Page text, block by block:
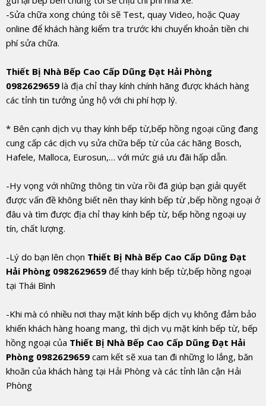
-Sửa chữa xong chúng tôi sẽ Test, quay Video, hoặc Quay
online để khách hàng kiểm tra trước khi chuyển khoản tiền chi
phí sửa chữa.
Thiết Bị Nhà Bếp Cao Cấp Dũng Đạt Hải Phòng
0982629659 là địa chỉ thay kính chính hãng được khách hàng
các tỉnh tin tưởng ủng hộ với chi phí hợp lý.
* Bên cạnh dịch vụ thay kính bếp từ,bếp hồng ngoại cũng đang
cung cấp các dịch vụ sửa chữa bếp từ của các hãng Bosch,
Hafele, Malloca, Eurosun,… với mức giá ưu đãi hấp dẫn.
-Hy vọng với những thông tin vừa rồi đã giúp bạn giải quyết
được vấn đề không biết nên thay kính bếp từ ,bếp hồng ngoại ở
đâu và tìm được địa chỉ thay kính bếp từ, bếp hồng ngoại uy
tín, chất lượng.
-Lý do bạn lên chọn Thiết Bị Nhà Bếp Cao Cấp Dũng Đạt
Hải Phòng 0982629659 để thay kính bếp từ,bếp hồng ngoại
tại Thái Bình
-Khi mà có nhiều nơi thay mặt kính bếp dịch vụ không đảm bảo
khiến khách hàng hoang mang, thì dịch vụ mặt kính bếp từ, bếp
hồng ngoại của Thiết Bị Nhà Bếp Cao Cấp Dũng Đạt Hải
Phòng 0982629659 cam kết sẽ xua tan đi những lo lắng, băn
khoăn của khách hàng tại Hải Phòng và các tỉnh lân cận Hải
Phòng